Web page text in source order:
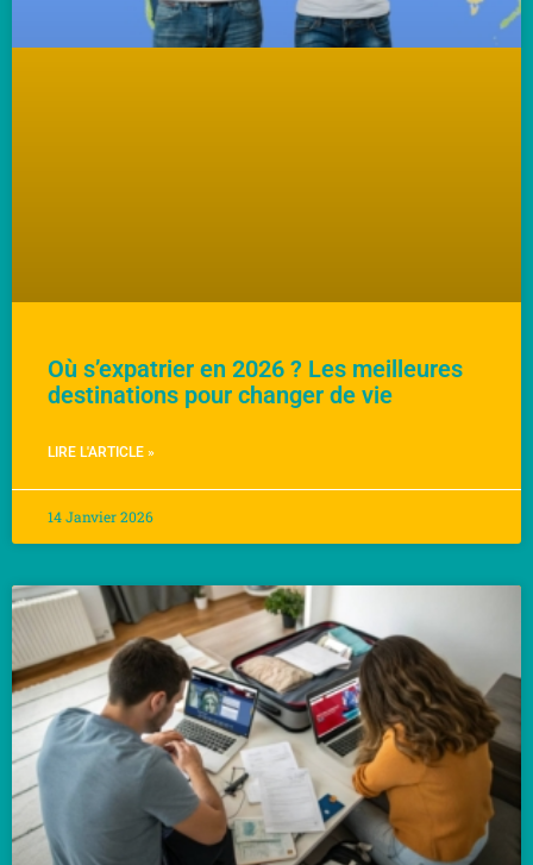
Où s’expatrier en 2026 ? Les meilleures
destinations pour changer de vie
LIRE L'ARTICLE »
14 Janvier 2026